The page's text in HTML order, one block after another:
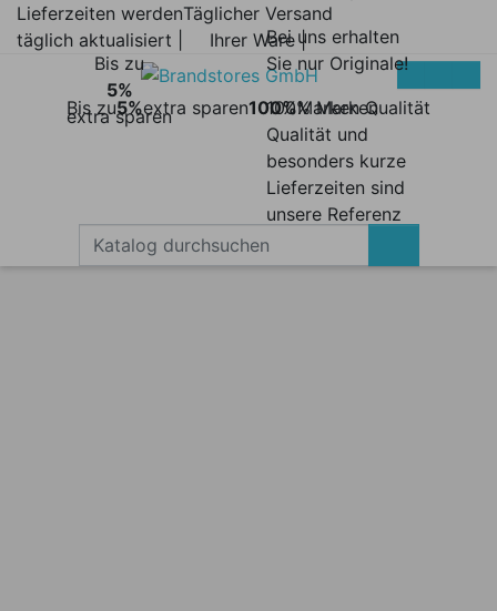
Lieferzeiten werden
täglich aktualisiert |
Täglicher Versand
Ihrer Ware |
Bis zu5%extra sparen
Bis zu
5%
extra sparen
100%Marken Qualität
Bei uns erhalten
Sie nur Originale!
100% Marken
Qualität und
besonders kurze
Lieferzeiten sind
unsere Referenz